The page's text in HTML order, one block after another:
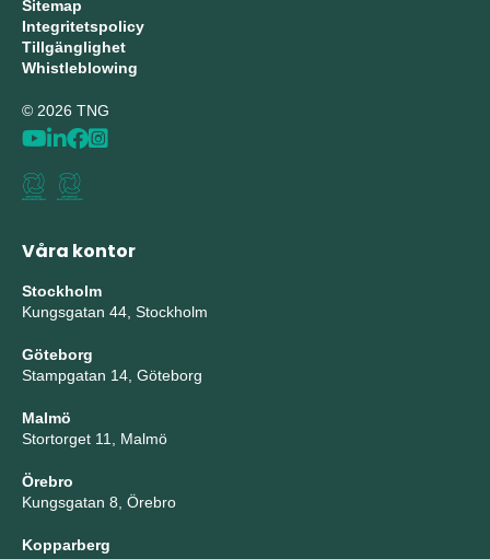
Sitemap
Integritetspolicy
Tillgänglighet
Whistleblowing
© 2026 TNG
Våra kontor
Stockholm
Kungsgatan 44, Stockholm
Göteborg
Stampgatan 14, Göteborg
Malmö
Stortorget 11, Malmö
Örebro
Kungsgatan 8, Örebro
Kopparberg